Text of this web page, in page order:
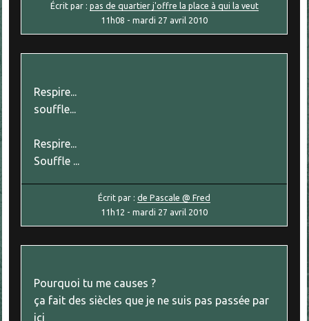
Écrit par : pas de quartier j'offre la place à qui la veut
11h08 -mardi 27 avril 2010
Respire...
souffle...
Respire...
Souffle ...
Écrit par :de Pascale @ Fred
11h12 -mardi 27 avril 2010
Pourquoi tu me causes ?
ça fait des siècles que je ne suis pas passée par
ici